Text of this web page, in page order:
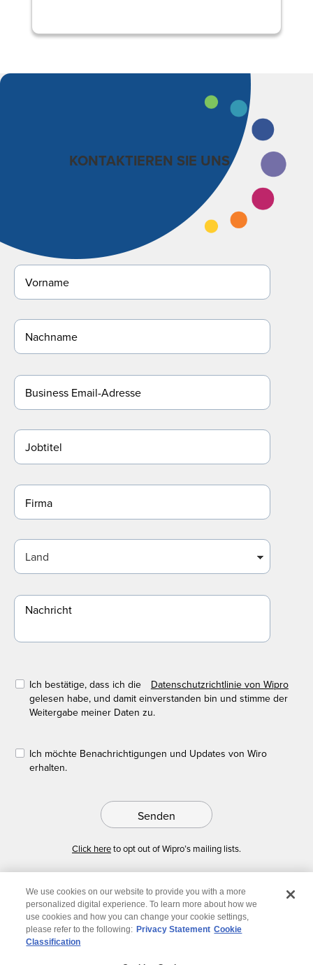
KONTAKTIEREN SIE UNS
Ich bestätige, dass ich die
Datenschutzrichtlinie von Wipro
gelesen habe, und damit einverstanden bin und stimme der
Weitergabe meiner Daten zu.
Ich möchte Benachrichtigungen und Updates von Wiro
erhalten.
Senden
Click hereto opt out of Wipro’s mailing lists.
We use cookies on our website to provide you with a more
personalized digital experience. To learn more about how we
use cookies and how you can change your cookie settings,
please refer to the following: Privacy Statement Cookie
Classification